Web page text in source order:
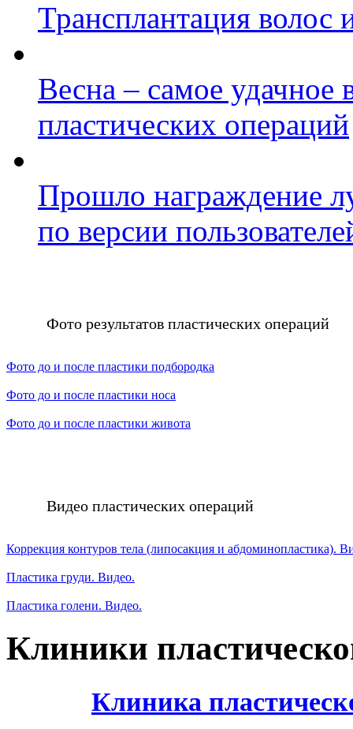
Трансплантация волос
Весна – самое удачное
пластических операций
Прошло награждение
по версии
Фото результатов пластических операций
Фото до и после пластики подбородка
Фото до и после пластики носа
Фото до и после пластики живота
Видео пластических операций
Коррекция контуров тела (липосакция и абдоминопластика).
Пластика груди. Видео.
Пластика голени. Видео.
Клиники
Клиника